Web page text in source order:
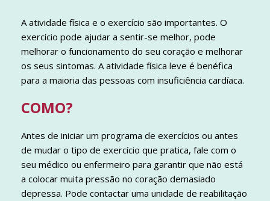
A atividade física e o exercício são importantes. O
exercício pode ajudar a sentir-se melhor, pode
melhorar o funcionamento do seu coração e melhorar
os seus sintomas. A atividade física leve é benéfica
para a maioria das pessoas com insuficiência cardíaca.
COMO?
Antes de iniciar um programa de exercícios ou antes
de mudar o tipo de exercício que pratica, fale com o
seu médico ou enfermeiro para garantir que não está
a colocar muita pressão no coração demasiado
depressa. Pode contactar uma unidade de reabilitação